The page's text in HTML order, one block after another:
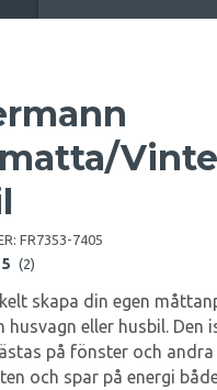
FR7353-7405
5 (2)
skapa din egen
husvagn eller husbil.
på fönster och
och spar på energi